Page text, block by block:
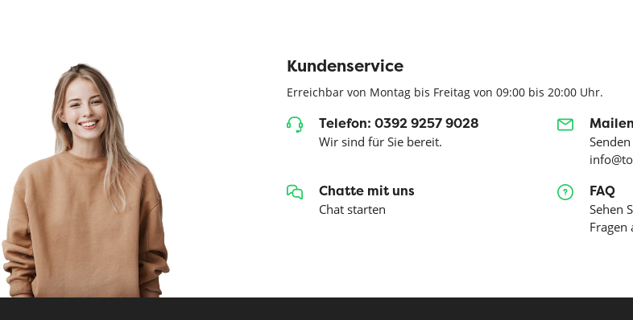
Kundenservice
Erreichbar von Montag bis Freitag von 09:00 bis 20:00 Uhr.
Telefon: 0392 9257 9028
Wir sind für Sie bereit.
Chatte mit uns
Chat starten
FAQ
Sehen
Fragen